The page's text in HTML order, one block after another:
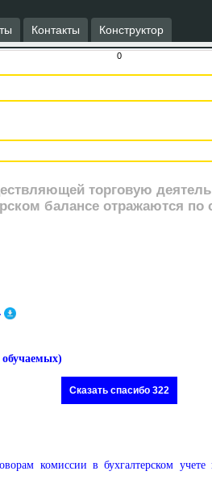
Контакты Конструктор
0
торговую
балансе отражаются по
обучаемых)
Сказать спасибо 322
комиссии в бухгалтерском